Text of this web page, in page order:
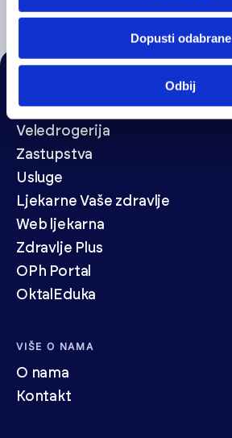
Dopusti odabrane
Odbij
NAVIGACIJA
Veledrogerija
Zastupstva
Usluge
Ljekarne Vaše zdravlje
Web ljekarna
Zdravlje Plus
OPh Portal
OktalEduka
VIŠE O NAMA
O nama
Kontakt